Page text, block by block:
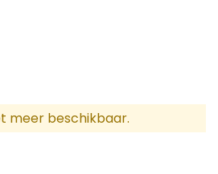
meer beschikbaar.